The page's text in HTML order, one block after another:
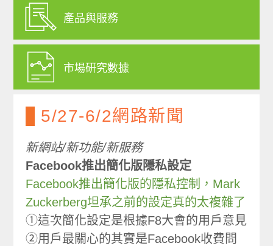
產品與服務
市場研究數據
5/27-6/2網路新聞
新網站/新功能/新服務
Facebook推出簡化版隱私設定
Facebook推出簡化版的隱私控制，Mark
Zuckerberg坦承之前的設定真的太複雜了
①這次簡化設定是根據F8大會的用戶意見
②用戶最關心的其實是Facebook收費問